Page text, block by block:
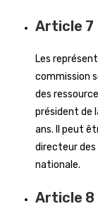
Article 7
Les
commission
des
président de
ans. Il peut
directeur des
nationale.
Article 8